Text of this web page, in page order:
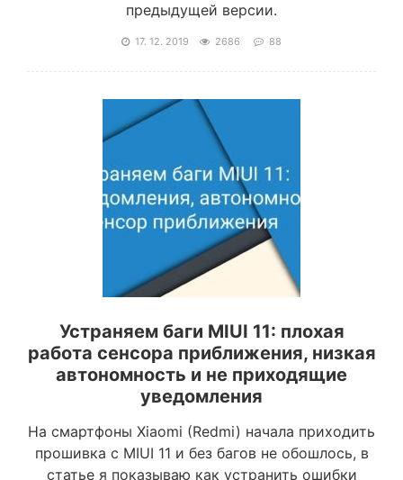
предыдущей версии.
17. 12. 2019 2686 88
Устраняем баги MIUI 11: плохая
работа сенсора приближения, низкая
автономность и не приходящие
уведомления
На смартфоны Xiaomi (Redmi) начала приходить
прошивка с MIUI 11 и без багов не обошлось, в
статье я показываю как устранить ошибки